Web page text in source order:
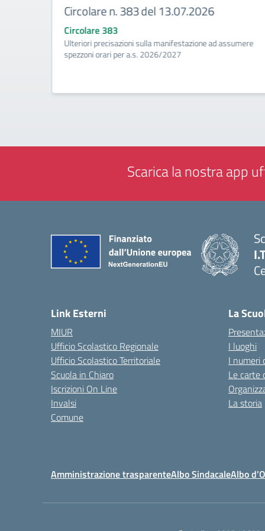
Circolare n. 383 del 13.07.2026
Circolare 383
Ulteriori precisazioni sulla manifestazione ad assumere
spezzoni orari per a.s. 2026/2027
Scarica la nostra app
Link Esterni
MIUR
Ufficio Scolastico Regionale
Ufficio Scolastico Territoriale
Scuola in Chiaro
Iscrizioni On Line
Invalsi
Comune
La
I luoghi
I numeri
Le carte
La storia
Amministrazione trasparenteAlbo SindacaleAlbo